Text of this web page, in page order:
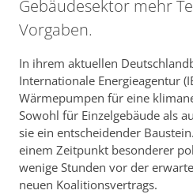
Gebäudesektor mehr
Vorgaben.
In ihrem aktuellen
Internationale Energieagentur
Wärmepumpen für eine
Sowohl für Einzelgebäude als
sie ein entscheidender
einem Zeitpunkt besonderer
wenige Stunden vor der
neuen Koalitionsvertrags.